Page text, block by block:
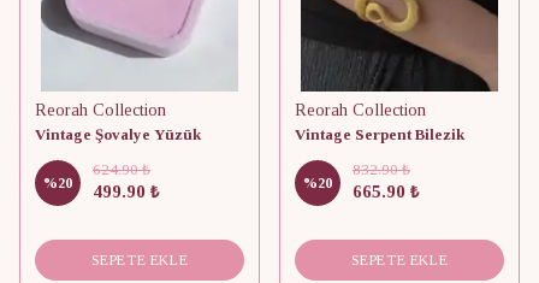
Reorah Collection
Vintage Şovalye Yüzük
%20
624.90 ₺
499.90 ₺
SEPETE EKLE
Reorah Collection
Vintage Serpent Bilezik
%20
832.90 ₺
665.90 ₺
SEPETE EKLE